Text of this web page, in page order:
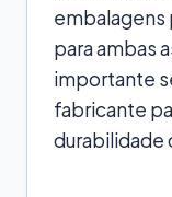
embalagens
para ambas
importante
fabricante
durabilidade